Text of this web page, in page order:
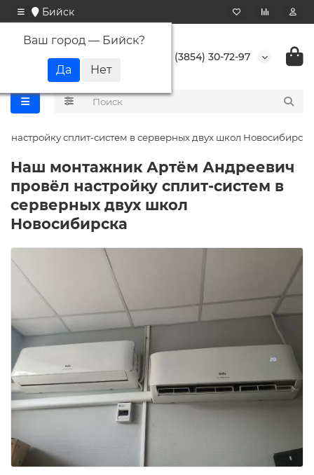
Бийск
Ваш город — Бийск?
+7 (3854) 30-72-97
сплит-систем в серверных двух школ Новосибирска
Наш монтажник Артём Андреевич
провёл настройку сплит-систем в
серверных двух школ
Новосибирска